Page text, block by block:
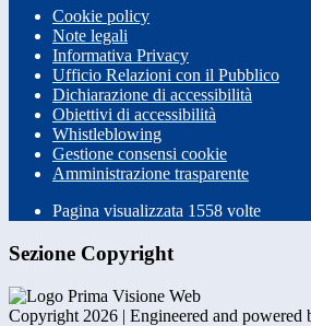
Cookie policy
Note legali
Informativa Privacy
Ufficio Relazioni con il Pubblico
Dichiarazione di accessibilità
Obiettivi di accessibilità
Whistleblowing
Gestione consensi cookie
Amministrazione trasparente
Pagina visualizzata 1558 volte
Sezione Copyright
Copyright 2026 | Engineered and powered